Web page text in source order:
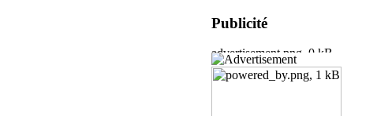
Publicité